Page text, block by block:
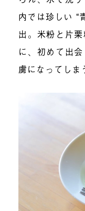
内では珍しい “
出。米粉と片
に、初めて出
虜になってしま